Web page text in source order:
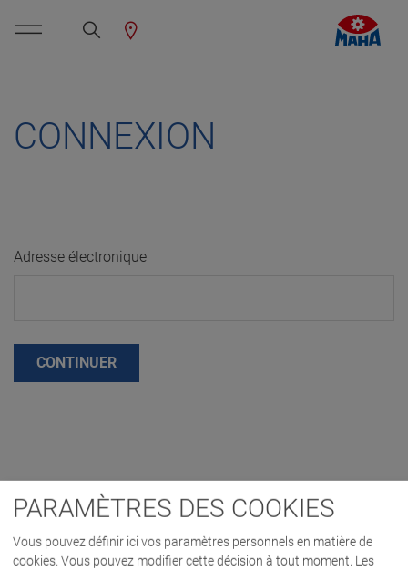
CONNEXION
Adresse électronique
CONTINUER
PARAMÈTRES DES COOKIES
Vous pouvez définir ici vos paramètres personnels en matière de
cookies. Vous pouvez modifier cette décision à tout moment. Les